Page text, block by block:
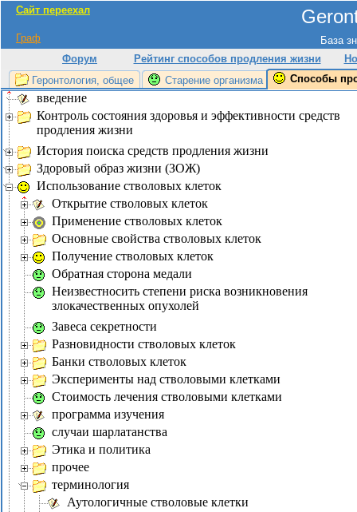
Сайт переехал
База
Граф
Форум
Рейтинг способов продления жизни
Геронтология, общее
Старение организма Способы
введение
Контроль состояния здоровья и эффективности средств
продления жизни
История поиска средств продления жизни
Здоровый образ жизни (ЗОЖ)
Использование стволовых клеток
Открытие стволовых клеток
Применение стволовых клеток
Основные свойства стволовых клеток
Получение стволовых клеток
Обратная сторона медали
Неизвестносить степени риска возникновения
злокачественных опухолей
Завеса секретности
Разновидности стволовых клеток
Банки стволовых клеток
Эксперименты над стволовыми клетками
Стоимость лечения стволовыми клетками
программа изучения
случаи шарлатанства
Этика и политика
прочее
терминология
Аутологичные стволовые клетки